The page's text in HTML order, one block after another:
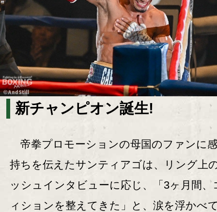
新チャンピオン誕生!
帝拳プロモーションの母国のファンに
持ちを伝えたサンティアゴは、リング上
ッシュインタビューに応じ、「3ヶ月間、
ィションを整えてきた」と、涙を浮かべ